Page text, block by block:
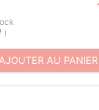
)
AU PANIER